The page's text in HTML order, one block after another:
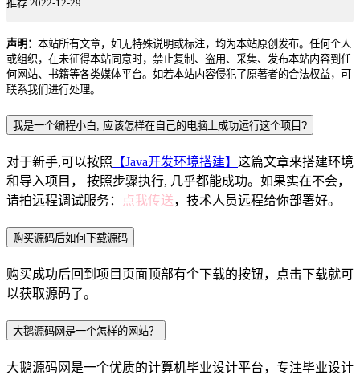
推荐 2022-12-29
声明： 本站所有文章，如无特殊说明或标注，均为本站原创发布。任何个人
或组织，在未征得本站同意时，禁止复制、盗用、采集、发布本站内容到任
何网站、书籍等各类媒体平台。如若本站内容侵犯了原著者的合法权益，可
联系我们进行处理。
我是一个编程小白, 应该怎样在自己的电脑上成功运行这个项目?
对于新手,可以按照 【Java开发环境搭建】 这篇文章来搭建环境
和导入项目， 按照步骤执行, 几乎都能成功。如果实在不会，
请拍远程调试服务：
点我传送，技术人员远程给你部署好。
购买源码后如何下载源码
购买成功后回到项目页面顶部有个下载的按钮，点击下载就可
以获取源码了。
大鹅源码网是一个怎样的网站？
大鹅源码网是一个优质的计算机毕业设计平台，专注毕业设计